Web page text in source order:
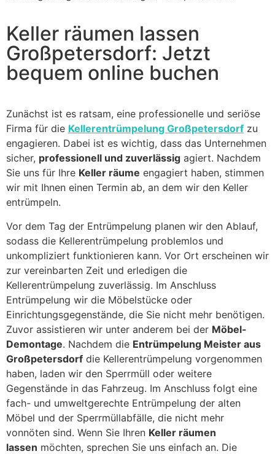
Keller räumen lassen
Großpetersdorf: Jetzt
bequem online buchen
Zunächst ist es ratsam, eine professionelle und seriöse
Firma für die Kellerentrümpelung Großpetersdorf zu
engagieren. Dabei ist es wichtig, dass das Unternehmen
sicher, professionell und zuverlässig agiert. Nachdem
Sie uns für Ihre Keller räume engagiert haben, stimmen
wir mit Ihnen einen Termin ab, an dem wir den Keller
entrümpeln.
Vor dem Tag der Entrümpelung planen wir den Ablauf,
sodass die Kellerentrümpelung problemlos und
unkompliziert funktionieren kann. Vor Ort erscheinen wir
zur vereinbarten Zeit und erledigen die
Kellerentrümpelung zuverlässig. Im Anschluss
Entrümpelung wir die Möbelstücke oder
Einrichtungsgegenstände, die Sie nicht mehr benötigen.
Zuvor assistieren wir unter anderem bei der Möbel-
Demontage. Nachdem die Entrümpelung Meister aus
Großpetersdorf die Kellerentrümpelung vorgenommen
haben, laden wir den Sperrmüll oder weitere
Gegenstände in das Fahrzeug. Im Anschluss folgt eine
fach- und umweltgerechte Entrümpelung der alten
Möbel und der Sperrmüllabfälle, die nicht mehr
vonnöten sind. Wenn Sie Ihren Keller räumen
lassen möchten, sprechen Sie uns einfach an. Die